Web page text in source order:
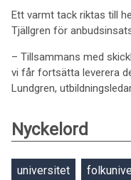
Ett varmt tack riktas till
Tjällgren för
– Tillsammans med
vi får fortsätta leverera
Lundgren,
Nyckelord
universitet